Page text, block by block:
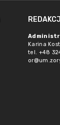
Karina
tel. +48